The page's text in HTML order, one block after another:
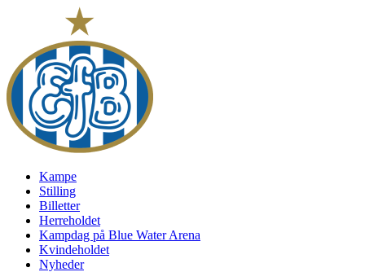
Kampe
Stilling
Billetter
Herreholdet
Kampdag på Blue Water Arena
Kvindeholdet
Nyheder